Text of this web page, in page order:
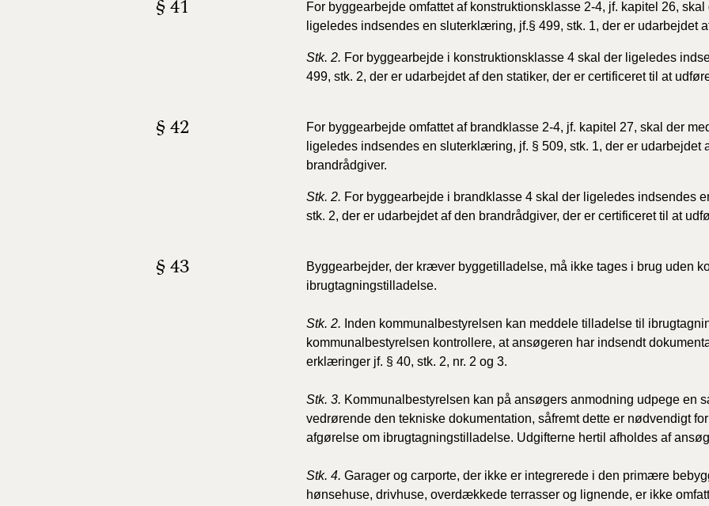
§ 41
For byggearbejde omfattet af konstruktionsklasse 2-4, jf. kapitel 26,
ligeledes indsendes en sluterklæring, jf.§ 499, stk. 1, der er udarbejdet
Stk. 2. For byggearbejde i konstruktionsklasse 4 skal der ligeledes
499, stk. 2, der er udarbejdet af den statiker, der er certificeret til at
§ 42
For byggearbejde omfattet af brandklasse 2-4, jf. kapitel 27, skal der
ligeledes indsendes en sluterklæring, jf. § 509, stk. 1, der er udarbejdet
brandrådgiver.
Stk. 2. For byggearbejde i brandklasse 4 skal der ligeledes indsendes
stk. 2, der er udarbejdet af den brandrådgiver, der er certificeret til at
§ 43
Byggearbejder, der kræver byggetilladelse, må ikke tages i brug uden
ibrugtagningstilladelse.
Stk. 2. Inden kommunalbestyrelsen kan meddele tilladelse til
kommunalbestyrelsen kontrollere, at ansøgeren har indsendt
erklæringer jf. § 40, stk. 2, nr. 2 og 3.
Stk. 3. Kommunalbestyrelsen kan på ansøgers anmodning udpege en
vedrørende den tekniske dokumentation, såfremt dette er nødvendigt
afgørelse om ibrugtagningstilladelse. Udgifterne hertil afholdes af
Stk. 4. Garager og carporte, der ikke er integrerede i den primære
hønsehuse, drivhuse, overdækkede terrasser og lignende, er ikke